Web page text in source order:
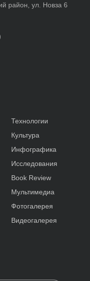
район, ул. Новза 6
Технологии
Культура
Инфографика
Исследования
Book Review
Мультимедиа
Фотогалерея
Видеогалерея